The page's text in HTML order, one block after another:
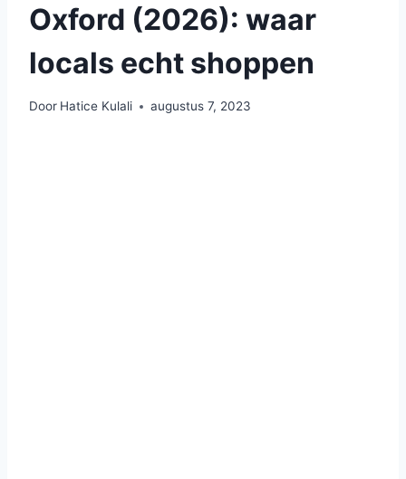
Oxford (2026): waar
locals echt shoppen
Door Hatice Kulali augustus 7, 2023